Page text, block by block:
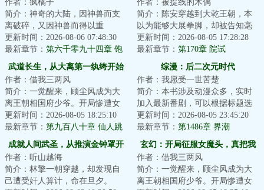
作者：疯橘子
简介：神奇的大陆，因神兽而支
离破碎，又因神兽而得以重
生！！各方势力追寻多年的重宝
出世，一场腥风血雨...
更新时间：2026-08-06 07:48:30
最新章节： 第六千零九十四章 饱
和攻击
点
作者：被提线的木偶
简介：陈安穿越到大乾王朝，本
以为能够大展拳脚，却被告知毫
无武道天赋，六十年来，妻亡子
弃，行将就木。...
更新时间：2026-08-05 17:28:28
最新章节： 第170章 院试
武道长生，从大离第一纨绔开始
作者：借我三两风
简介：一觉醒来，顾尘风成为大
离王朝相国府少爷。开局惨遭女
魔头采补，却因祸得福，获逆天
奇宝，悟绝世功...
更新时间：2026-08-05 18:25:10
最新章节： 第九百八十章 仙人跳
综漫：后二次元时代
作者：我愿受一世苦楚
简介：本书涉及动漫众多，实时
加入最新番剧，可以根据标题选
择自己喜欢的篇章观看，剧情影
响不大！关联世...
更新时间：2026-08-05 23:45:20
最新章节： 第1486章 界潮
成就人间武圣，从推演金钟罩开
始
作者：听山越海
简介：林擎一朝穿越，却发现自
己遭受奸人算计，命在旦夕。
玄幻：开局征服女魔头，真把我
当纨绔？
作者：借我三两风
简介：一觉醒来，顾尘风成为大
离王朝相国府少爷。开局惨遭女